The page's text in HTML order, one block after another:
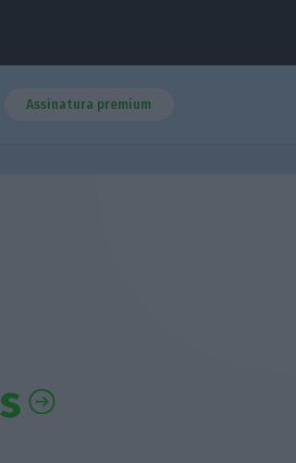
Assinatura premium